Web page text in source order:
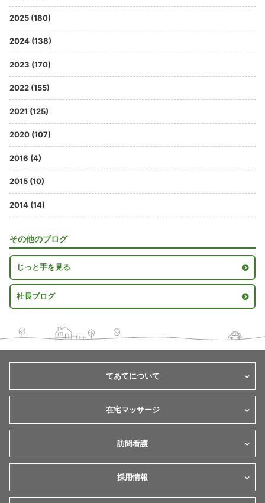
2025 (180)
2024 (138)
2023 (170)
2022 (155)
2021 (125)
2020 (107)
2016 (4)
2015 (10)
2014 (14)
その他のブログ
じっと手を見る
社長ブログ
てあてについて
在宅マッサージ
訪問看護
採用情報